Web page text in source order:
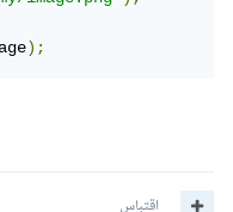
);
اقتباس